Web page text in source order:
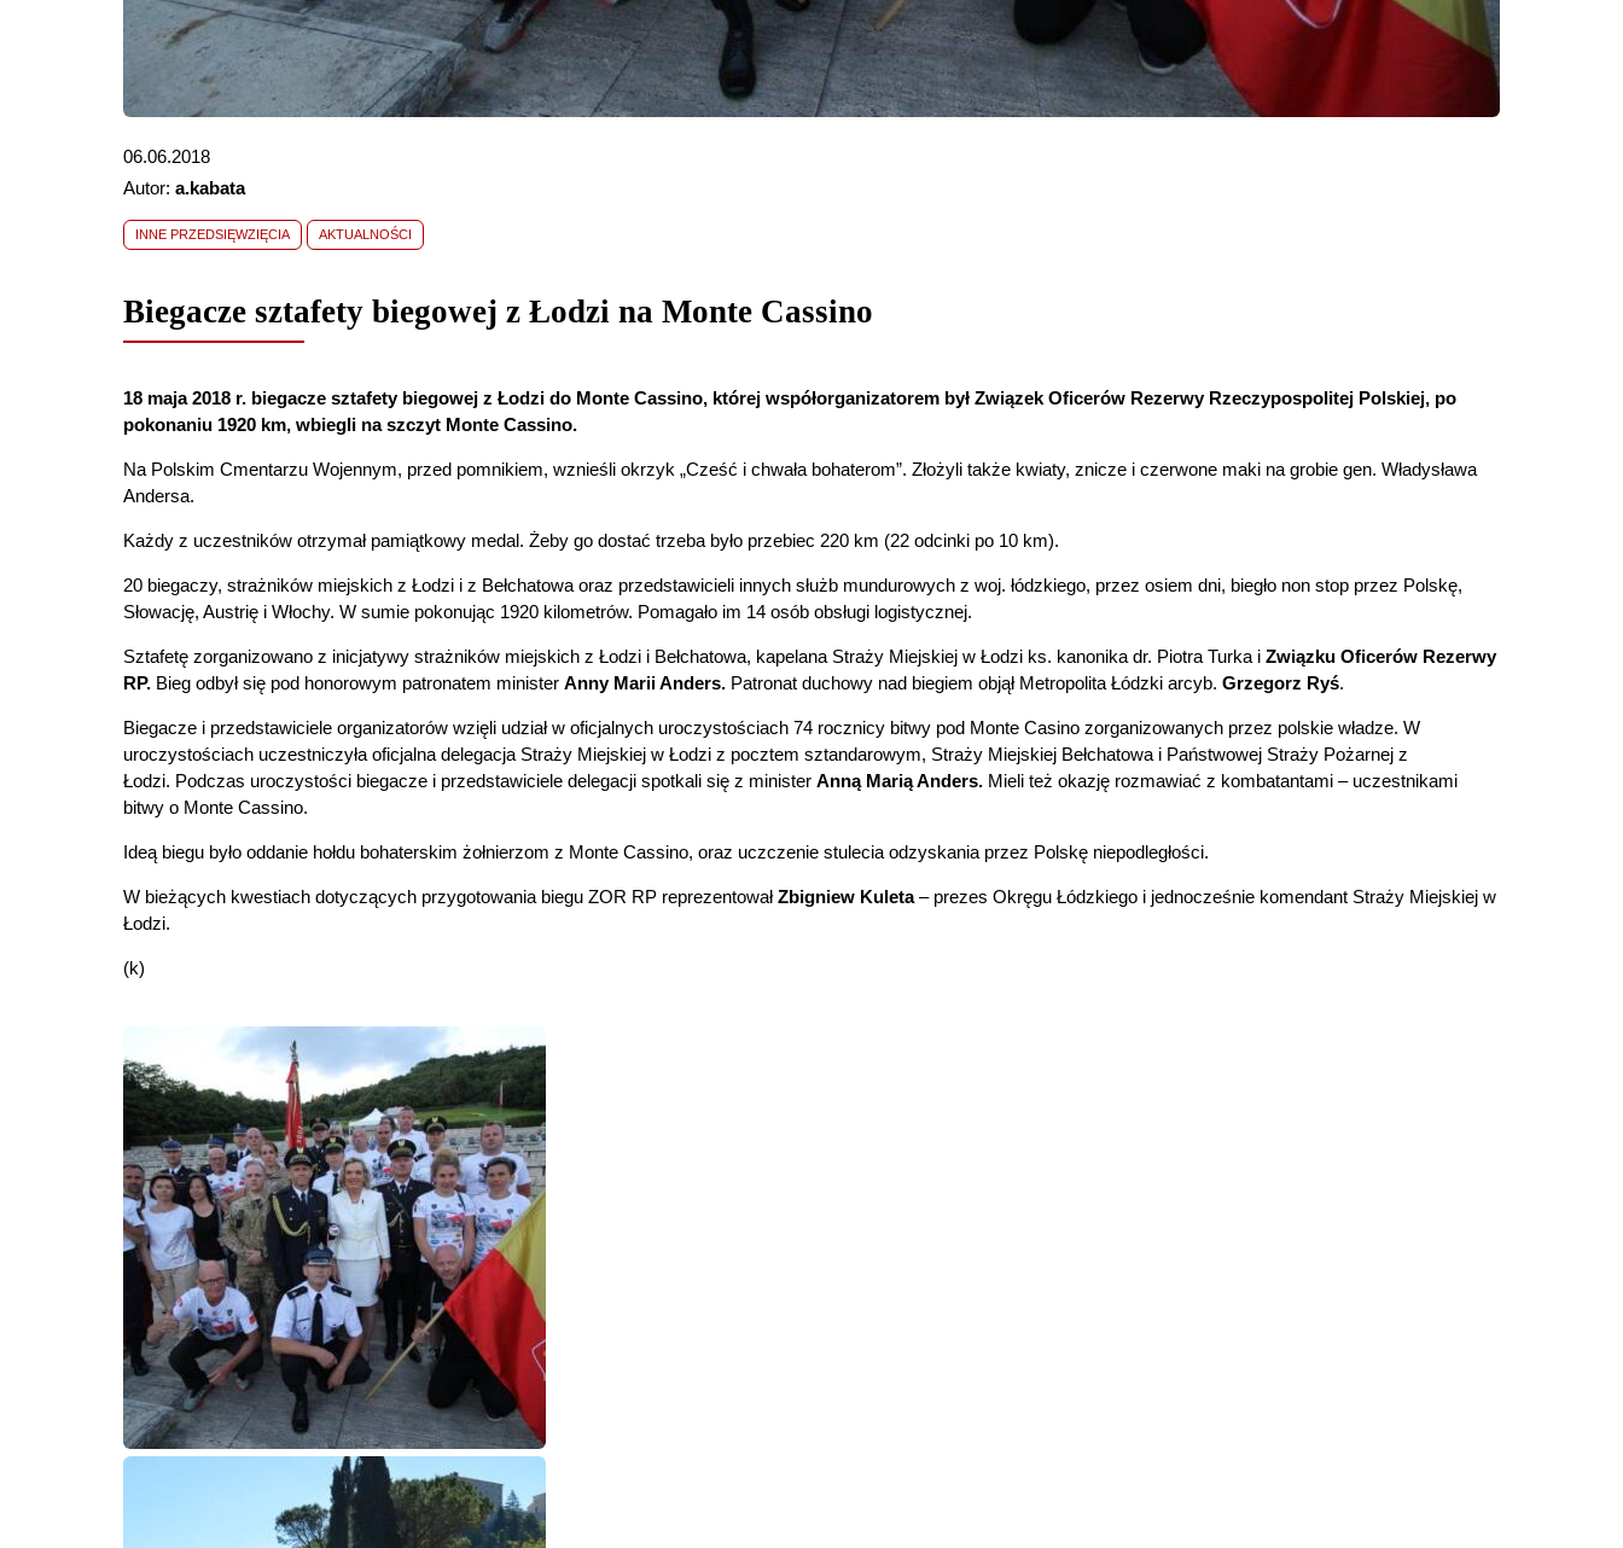
06.06.2018
Autor: a.kabata
INNE PRZEDSIĘWZIĘCIA AKTUALNOŚCI
Biegacze sztafety biegowej z Łodzi na Monte Cassino
18 maja 2018 r. biegacze sztafety biegowej z Łodzi do Monte Cassino, której współorganizatorem był Związek Oficerów Rezerwy Rzeczypospolitej Polskiej, po
pokonaniu 1920 km, wbiegli na szczyt Monte Cassino.
Na Polskim Cmentarzu Wojennym, przed pomnikiem, wznieśli okrzyk „Cześć i chwała bohaterom”. Złożyli także kwiaty, znicze i czerwone maki na grobie gen. Władysława
Andersa.
Każdy z uczestników otrzymał pamiątkowy medal. Żeby go dostać trzeba było przebiec 220 km (22 odcinki po 10 km).
20 biegaczy, strażników miejskich z Łodzi i z Bełchatowa oraz przedstawicieli innych służb mundurowych z woj. łódzkiego, przez osiem dni, biegło non stop przez Polskę,
Słowację, Austrię i Włochy. W sumie pokonując 1920 kilometrów. Pomagało im 14 osób obsługi logistycznej.
Sztafetę zorganizowano z inicjatywy strażników miejskich z Łodzi i Bełchatowa, kapelana Straży Miejskiej w Łodzi ks. kanonika dr. Piotra Turka i Związku Oficerów Rezerwy
RP. Bieg odbył się pod honorowym patronatem minister Anny Marii Anders. Patronat duchowy nad biegiem objął Metropolita Łódzki arcyb. Grzegorz Ryś.
Biegacze i przedstawiciele organizatorów wzięli udział w oficjalnych uroczystościach 74 rocznicy bitwy pod Monte Casino zorganizowanych przez polskie władze. W
uroczystościach uczestniczyła oficjalna delegacja Straży Miejskiej w Łodzi z pocztem sztandarowym, Straży Miejskiej Bełchatowa i Państwowej Straży Pożarnej z
Łodzi. Podczas uroczystości biegacze i przedstawiciele delegacji spotkali się z minister Anną MariąAnders. Mieli też okazję rozmawiać z kombatantami – uczestnikami
bitwy o Monte Cassino.
Ideą biegu było oddanie hołdu bohaterskim żołnierzom z Monte Cassino, oraz uczczenie stulecia odzyskania przez Polskę niepodległości.
W bieżących kwestiach dotyczących przygotowania biegu ZOR RP reprezentowałZbigniew Kuleta– prezes Okręgu Łódzkiego i jednocześnie komendant Straży Miejskiej w
Łodzi.
(k)